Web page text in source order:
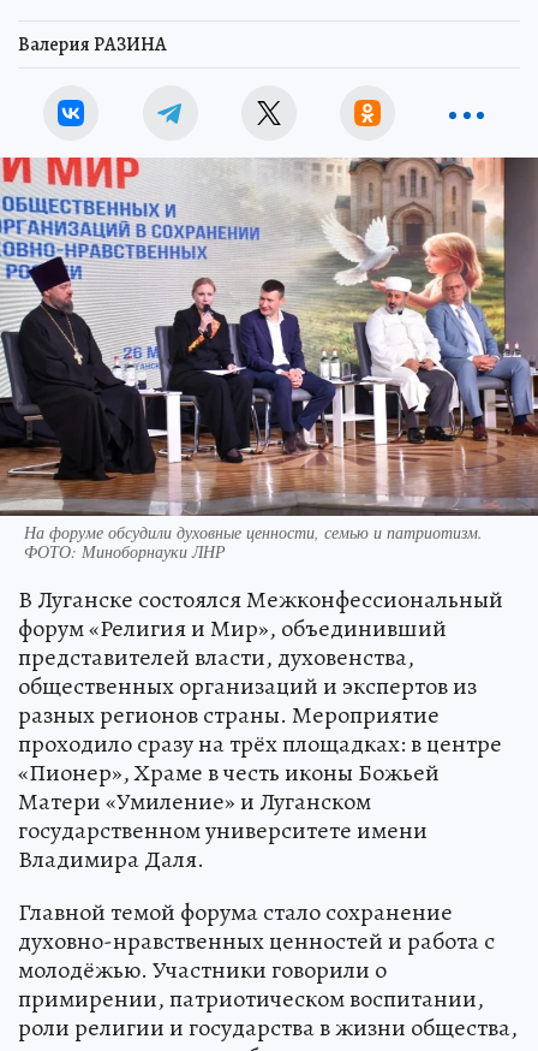
Валерия РАЗИНА
На форуме обсудили духовные ценности, семью и патриотизм.
ФОТО: Миноборнауки ЛНР
В Луганске состоялся Межконфессиональный
форум «Религия и Мир», объединивший
представителей власти, духовенства,
общественных организаций и экспертов из
разных регионов страны. Мероприятие
проходило сразу на трёх площадках: в центре
«Пионер», Храме в честь иконы Божьей
Матери «Умиление» и Луганском
государственном университете имени
Владимира Даля.
Главной темой форума стало сохранение
духовно-нравственных ценностей и работа с
молодёжью. Участники говорили о
примирении, патриотическом воспитании,
роли религии и государства в жизни общества,